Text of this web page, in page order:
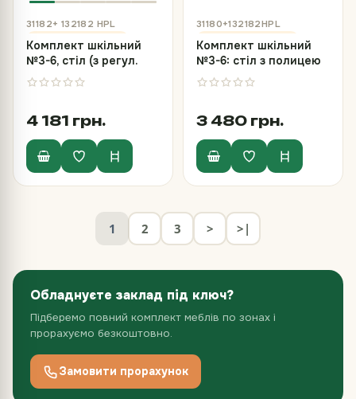
Обладнуєте заклад під ключ?
Підберемо повний комплект меблів по зонах і
прорахуємо безкоштовно.
Замовити прорахунок
31182+ 132182 HPL
Комплект шкільний
№3-6, стіл (з регул.
кута нахилу) та
стілець з HPL
4 181 грн.
31180+132182HPL
Комплект шкільний
№3-6: стіл з полицею
та стілець Т-подібний
з HPL
3 480 грн.
1 2 3 > >|